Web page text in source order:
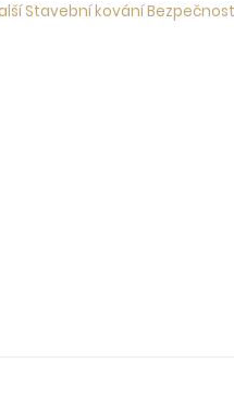
Stavební kování